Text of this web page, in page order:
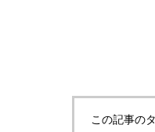
この記事の